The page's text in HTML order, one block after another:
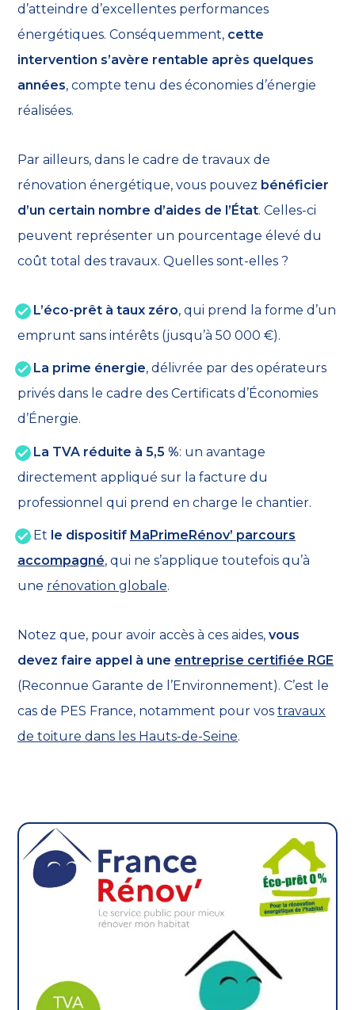
d’atteindre d’excellentes performances
énergétiques. Conséquemment, cette
intervention s’avère rentable après quelques
années, compte tenu des économies d’énergie
réalisées.
Par ailleurs, dans le cadre de travaux de
rénovation énergétique, vous pouvez bénéficier
d’un certain nombre d’aides de l’État. Celles-ci
peuvent représenter un pourcentage élevé du
coût total des travaux. Quelles sont-elles ?
L’éco-prêt à taux zéro, qui prend la forme d’un
emprunt sans intérêts (jusqu’à 50 000 €).
La prime énergie, délivrée par des opérateurs
privés dans le cadre des Certificats d’Économies
d’Énergie.
La TVA réduite à 5,5 %: un avantage
directement appliqué sur la facture du
professionnel qui prend en charge le chantier.
Et le dispositif MaPrimeRénov’ parcours
accompagné, qui ne s’applique toutefois qu’à
une rénovation globale.
Notez que, pour avoir accès à ces aides, vous
devez faire appel à une entreprise certifiée RGE
(Reconnue Garante de l’Environnement). C’est le
cas de PES France, notamment pour vos travaux
de toiture dans les Hauts-de-Seine.